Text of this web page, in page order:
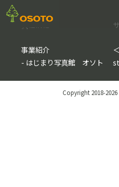
会社情報
事業紹介
- はじまり写真館 オソト
＜
Copyright 2018-2026